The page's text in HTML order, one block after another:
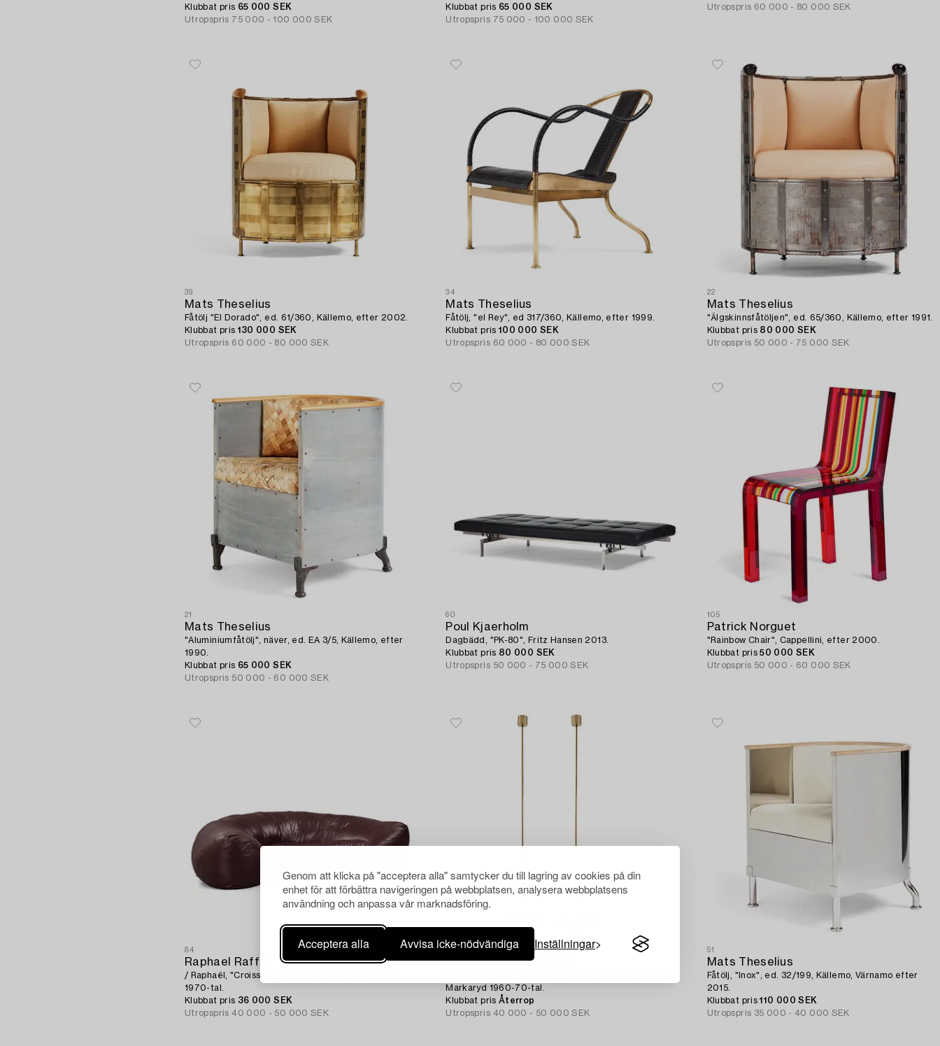
Genom att klicka på "acceptera alla" samtycker du till lagring av cookies på din
enhet för att förbättra navigeringen på webbplatsen, analysera webbplatsens
användning och anpassa vår marknadsföring.
Acceptera alla Avvisa icke-nödvändiga Inställningar
Klubbat pris 65 000 SEK
Utropspris 75 000 - 100 000 SEK
Klubbat pris 65 000 SEK
Utropspris 75 000 - 100 000 SEK
Utropspris 60 000 - 80 000 SEK
39
Mats Theselius
Fåtölj "El Dorado", ed. 61/360, Källemo, efter 2002.
Klubbat pris 130 000 SEK
Utropspris 60 000 - 80 000 SEK
34
Mats Theselius
Fåtölj, "el Rey", ed 317/360, Källemo, efter 1999.
Klubbat pris100 000 SEK
Utropspris 60 000 - 80 000 SEK
22
Mats Theselius
"Älgskinnsfåtöljen", ed. 65/360, Källemo, efter 1991.
Klubbat pris 80 000 SEK
Utropspris 50 000 - 75 000 SEK
21
Mats Theselius
"Aluminiumfåtölj", näver, ed. EA 3/5, Källemo, efter
1990.
Klubbat pris 65 000 SEK
Utropspris 50 000 - 60 000 SEK
60
Poul Kjaerholm
Dagbädd, "PK-80", Fritz Hansen 2013.
Klubbat pris 80 000 SEK
Utropspris 50 000 - 75 000 SEK
105
Patrick Norguet
"Rainbow Chair", Cappellini, efter 2000.
Klubbat pris50 000 SEK
Utropspris 50 000 - 60 000 SEK
84
Raphael Raffel
/ Raphaël, "Croissant", soffa, Maison Honoré, Paris
1970-tal.
Klubbat pris 36 000 SEK
Utropspris 40 000 - 50 000 SEK
17
Hans-Agne Jakobsson
Markaryd 1960-70-tal.
Klubbat prisÅterrop
Utropspris 40 000 - 50 000 SEK
51
Mats Theselius
Fåtölj, "Inox", ed. 32/199, Källemo, Värnamo efter
2015.
Klubbat pris110 000 SEK
Utropspris 35 000 - 40 000 SEK